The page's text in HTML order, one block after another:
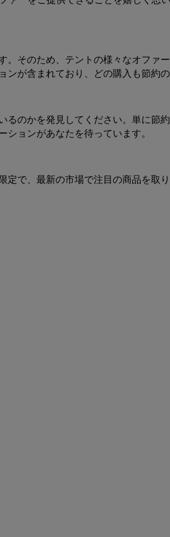
そのため、テントの様々なオファ
が含まれており、どの購入も節約の
のかを発見してください。単に節
ョンがあなたを待っています。
で、最新の市場で注目の商品を